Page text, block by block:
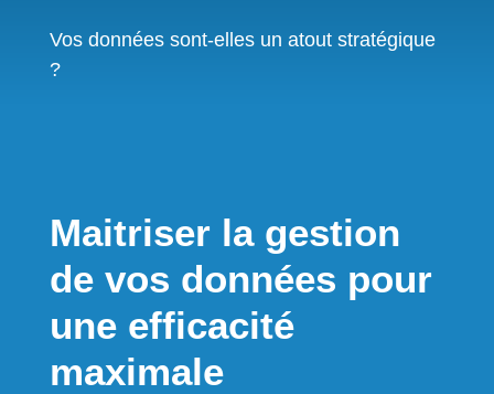
Vos données sont-elles un atout stratégique
?
Maitriser la gestion
de vos données pour
une efficacité
maximale